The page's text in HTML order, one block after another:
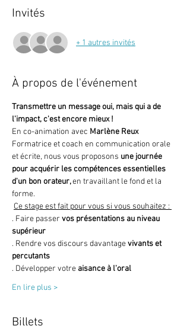
Invités
+ 1 autres invités
À propos de l'événement
Transmettre un message oui, mais qui a de
l'impact, c'est encore mieux !
En co-animation avec Marlène Reux
Formatrice et coach en communication orale
et écrite, nous vous proposons une journée
pour acquérir les compétences essentielles
d'un bon orateur, en travaillant le fond et la
forme.
Ce stage est fait pour vous si vous souhaitez :
. Faire passer vos présentations au niveau
supérieur
. Rendre vos discours davantage vivants et
percutants
. Développer votre aisance à l'oral
En lire plus >
Billets